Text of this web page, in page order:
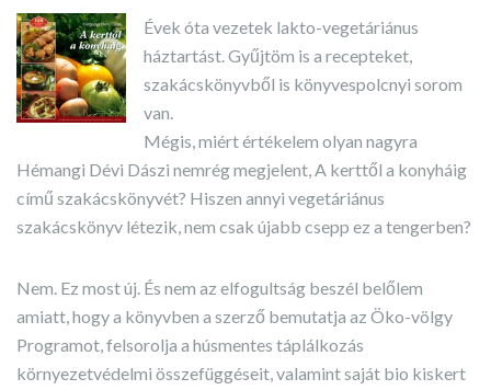
Évek óta vezetek lakto-vegetáriánus
háztartást. Gyűjtöm is a recepteket,
szakácskönyvből is könyvespolcnyi sorom
van.
Mégis, miért értékelem olyan nagyra
Hémangi Dévi Dászi nemrég megjelent, A kerttől a konyháig
című szakácskönyvét? Hiszen annyi vegetáriánus
szakácskönyv létezik, nem csak újabb csepp ez a tengerben?
Nem. Ez most új. És nem az elfogultság beszél belőlem
amiatt, hogy a könyvben a szerző bemutatja az Öko-völgy
Programot, felsorolja a húsmentes táplálkozás
környezetvédelmi összefüggéseit, valamint saját bio kiskert